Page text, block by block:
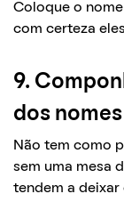
Coloque o
com certeza
9.
dos nomes
Não tem como
sem uma mesa
tendem a deixar